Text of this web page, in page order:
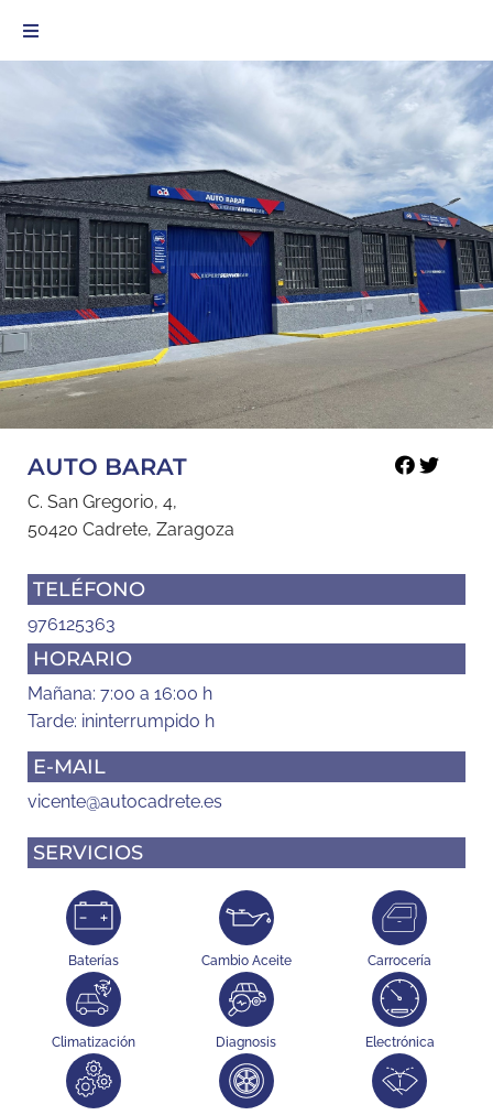
AUTO BARAT
C. San Gregorio, 4,
50420 Cadrete, Zaragoza
TELÉFONO
976125363
HORARIO
Mañana: 7:00 a 16:00 h
Tarde: ininterrumpido h
E-MAIL
vicente@autocadrete.es
SERVICIOS
Baterías Cambio Aceite Carrocería
Climatización Diagnosis Electrónica